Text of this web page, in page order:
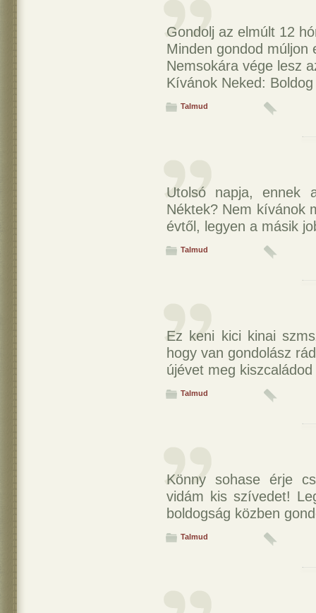
Gondolj az elmúlt 12
Minden gondod múljon
Nemsokára vége lesz
Kívánok Neked:
Talmud
Utolsó napja, ennek
Néktek? Nem kívánok
évtől, legyen a másik
Talmud
Ez keni kici kinai
hogy van gondolász
újévet meg
Talmud
Könny sohase érje
vidám kis szívedet!
boldogság közben
Talmud